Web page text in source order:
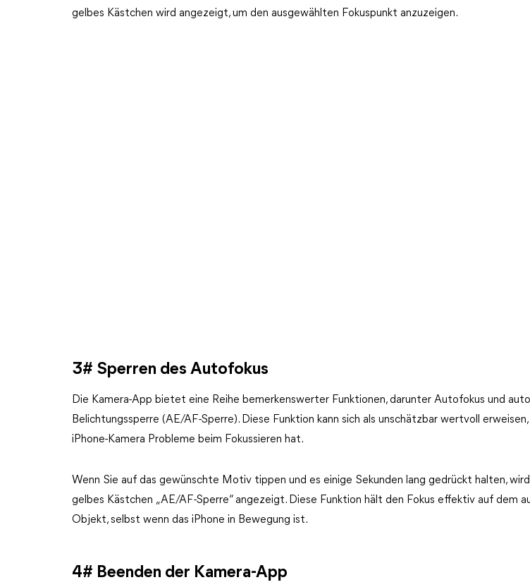
gelbes Kästchen wird angezeigt, um den ausgewählten Fokuspunkt anzuzeigen.
3# Sperren des Autofokus
Die Kamera-App bietet eine Reihe bemerkenswerter Funktionen, darunter Autofokus und
Belichtungssperre (AE/AF-Sperre). Diese Funktion kann sich als unschätzbar wertvoll
iPhone-Kamera Probleme beim Fokussieren hat.
Wenn Sie auf das gewünschte Motiv tippen und es einige Sekunden lang gedrückt halten,
gelbes Kästchen „AE/AF-Sperre“ angezeigt. Diese Funktion hält den Fokus effektiv auf dem
Objekt, selbst wenn das iPhone in Bewegung ist.
4# Beenden der Kamera-App